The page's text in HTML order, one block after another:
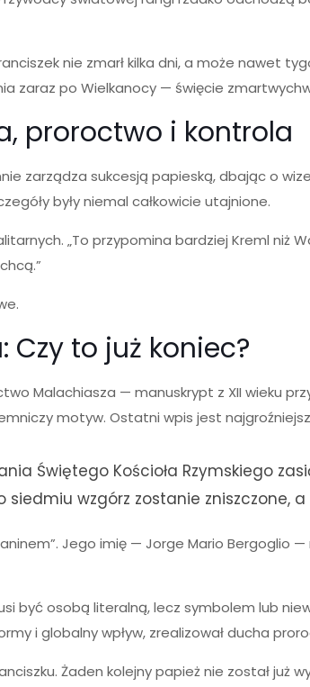
nie zmarł kilka dni, a może nawet
zaraz po Wielkanocy — święcie
proroctwo i kontrola
zarządza sukcesją papieską, dbając o
były niemal całkowicie utajnione.
„To przypomina bardziej Kreml niż
Czy to już koniec?
Malachiasza — manuskrypt z XII wieku
motyw. Ostatni wpis jest
Świętego Kościoła Rzymskiego
wzgórz zostanie zniszczone, a
Jego imię — Jorge Mario Bergoglio
być osobą literalną, lecz symbolem lub
i globalny wpływ, zrealizował ducha
Żaden kolejny papież nie został już